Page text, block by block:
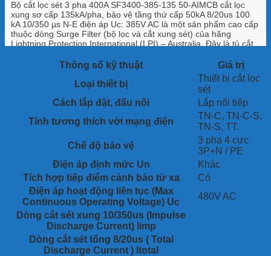
Bộ cắt lọc sét 3 pha 400A SF3400-385-135 50-AIMCB cắt lọc
xung sơ cấp 135kA/pha, bảo vệ tầng thứ cấp 50kA 8/20us 100
kA 10/350 µs N-E điện áp Uc: 385V AC là một sản phẩm cao cấp
thuộc dòng Surge Filter (bộ lọc và cắt xung sét) của hãng
Lightning Protection International (LPI) – Australia. Đây là tủ cắt
chuyên biệt để bảo vệ các thiết bị điện nhạy cảm khỏi xung sét
lan truyền, quá điện áp, nhiễu cao tần và các xung đột biến từ
đường nguồn điện.
Thông số kỹ thuật
Giá trị
Loại thiết bị
Thiết bị cắt lọc
sét
Cách lắp đặt, đấu nối
Lắp nối tiếp
Tính tương thích với mạng điện
TN-C, TN-C-S,
TN-S, TT.
Chế độ bảo vệ
3 pha 4 cực
3P+N / PE
Điện áp định mức Un
Khác
Tích hợp tiếp điểm cảnh báo từ xa
Có
Điện áp hoạt động liên tục (Max
Continuous Operating Voltage) Uc
480V AC
Dòng cắt sét xung 10/350us (Impulse
Discharge Current) Iimp
Dòng cắt sét tổng 8/20us ( Total
Discharge Current ) Itotal